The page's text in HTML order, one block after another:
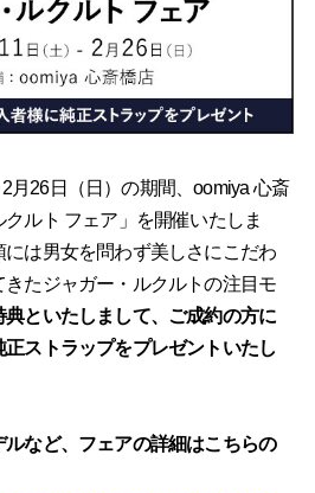
月26日（日）の期間、oomiya 心斎
ルト フェア」を開催いたしま
は男女を問わず美しさにこだわ
きたジャガー・ルクルトの注目モ
典といたしまして、ご成約の方に
ストラップをプレゼントいたし
など、フェアの詳細はこちらの